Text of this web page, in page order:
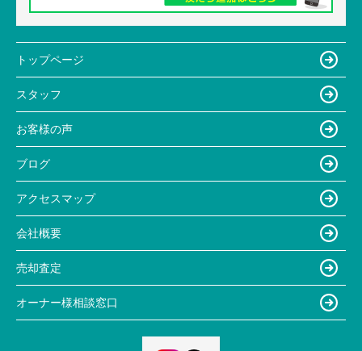
トップページ
スタッフ
お客様の声
ブログ
アクセスマップ
会社概要
売却査定
オーナー様相談窓口